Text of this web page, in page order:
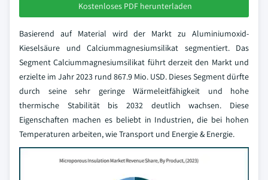
Kostenloses PDF herunterladen
Basierend auf Material wird der Markt zu Aluminiumoxid-
Kieselsäure und Calciummagnesiumsilikat segmentiert. Das
Segment Calciummagnesiumsilikat führt derzeit den Markt und
erzielte im Jahr 2023 rund 867.9 Mio. USD. Dieses Segment dürfte
durch seine sehr geringe Wärmeleitfähigkeit und hohe
thermische Stabilität bis 2032 deutlich wachsen. Diese
Eigenschaften machen es beliebt in Industrien, die bei hohen
Temperaturen arbeiten, wie Transport und Energie & Energie.